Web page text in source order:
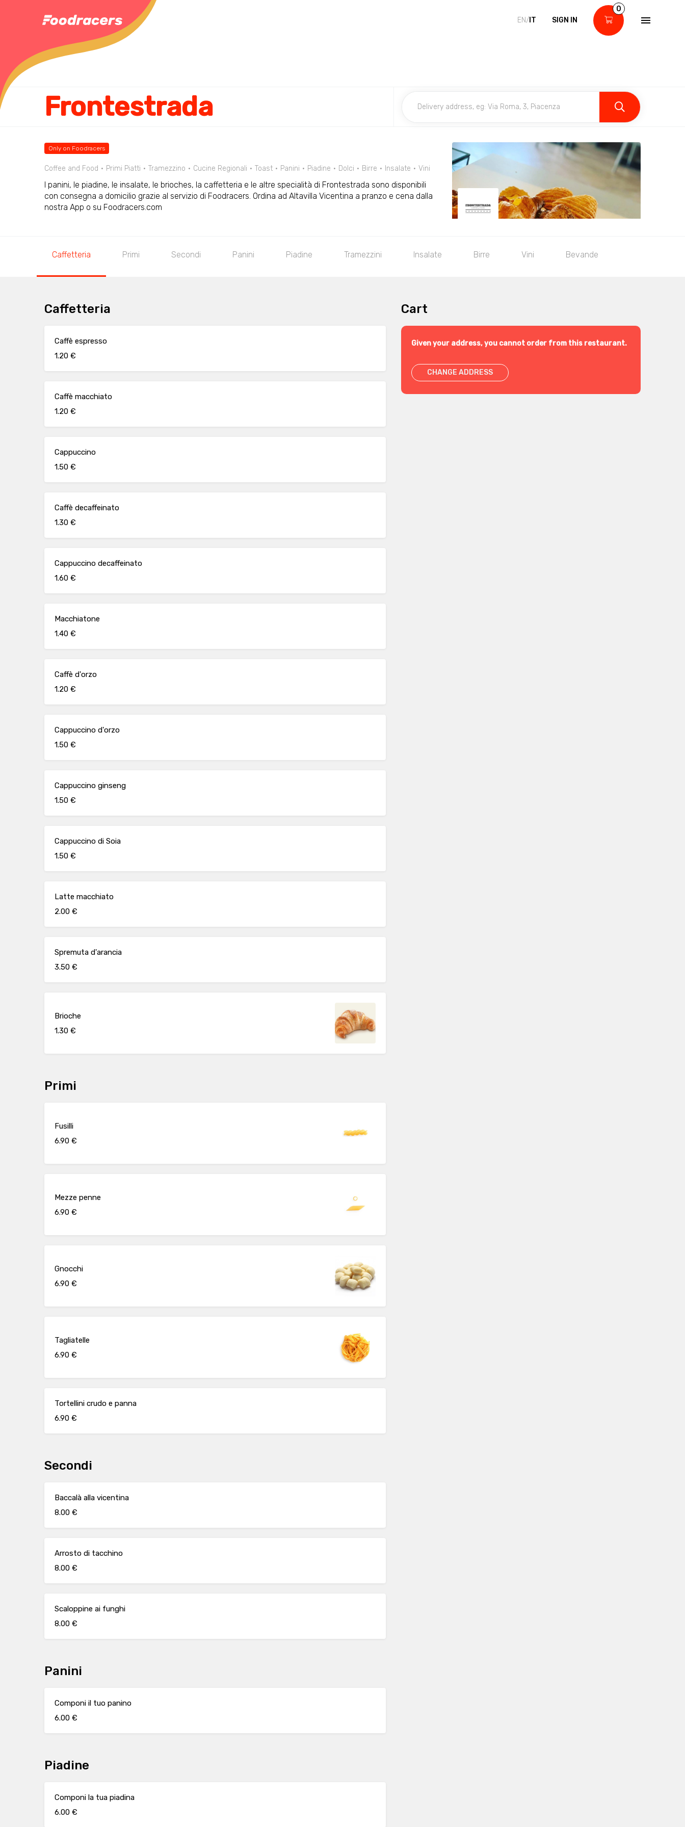
EN/ IT SIGN IN
0
Frontestrada
Only on Foodracers
Coffee and Food Primi Piatti Tramezzino Cucine Regionali Toast Panini Piadine Dolci Birre Insalate Vini
I panini, le piadine, le insalate, le brioches, la caffetteria e le altre specialità di Frontestrada sono disponibili
con consegna a domicilio grazie al servizio di Foodracers. Ordina ad Altavilla Vicentina a pranzo e cena dalla
nostra App o su Foodracers.com
Caffetteria Primi Secondi Panini Piadine Tramezzini Insalate Birre Vini Bevande
Caffetteria
Caffè espresso
1.20 €
Caffè macchiato
1.20 €
Cappuccino
1.50 €
Caffè decaffeinato
1.30 €
Cappuccino decaffeinato
1.60 €
Macchiatone
1.40 €
Caffè d'orzo
1.20 €
Cappuccino d'orzo
1.50 €
Cappuccino ginseng
1.50 €
Cappuccino di Soia
1.50 €
Latte macchiato
2.00 €
Spremuta d'arancia
3.50 €
Brioche
1.30 €
Primi
Fusilli
6.90 €
Mezze penne
6.90 €
Gnocchi
6.90 €
Tagliatelle
6.90 €
Tortellini crudo e panna
6.90 €
Secondi
Baccalà alla vicentina
8.00 €
Arrosto di tacchino
8.00 €
Scaloppine ai funghi
8.00 €
Panini
Componi il tuo panino
6.00 €
Piadine
Componi la tua piadina
6.00 €
Cart
Given your address, you cannot order from this restaurant.
CHANGE ADDRESS